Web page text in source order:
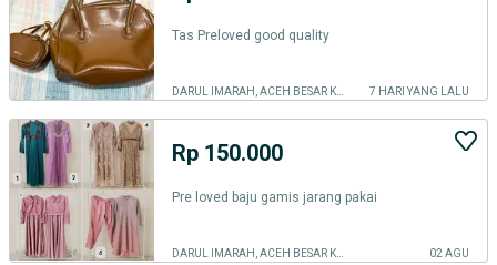
Tas Preloved good quality
7 HARI YANG LALU
Rp 150.000
Pre loved baju gamis jarang pakai
02 AGU